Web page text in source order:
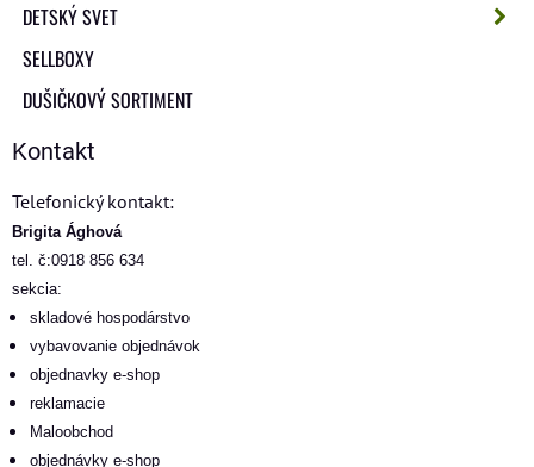
DETSKÝ SVET
SELLBOXY
DUŠIČKOVÝ SORTIMENT
Kontakt
Telefonický kontakt:
Brigita Ághová
tel. č:0918 856 634
sekcia:
skladové hospodárstvo
vybavovanie objednávok
objednavky e-shop
reklamacie
Maloobchod
objednávky e-shop